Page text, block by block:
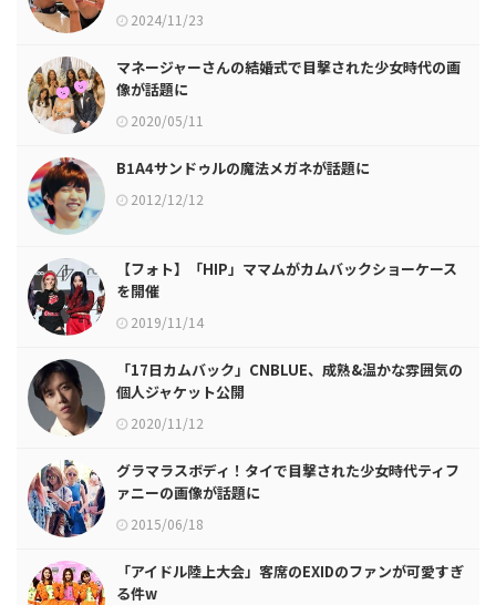
2024/11/23
マネージャーさんの結婚式で目撃された少女時代の画
像が話題に
2020/05/11
B1A4サンドゥルの魔法メガネが話題に
2012/12/12
【フォト】「HIP」ママムがカムバックショーケース
を開催
2019/11/14
「17日カムバック」CNBLUE、成熟&温かな雰囲気の
個人ジャケット公開
2020/11/12
グラマラスボディ！タイで目撃された少女時代ティフ
ァニーの画像が話題に
2015/06/18
「アイドル陸上大会」客席のEXIDのファンが可愛すぎ
る件w